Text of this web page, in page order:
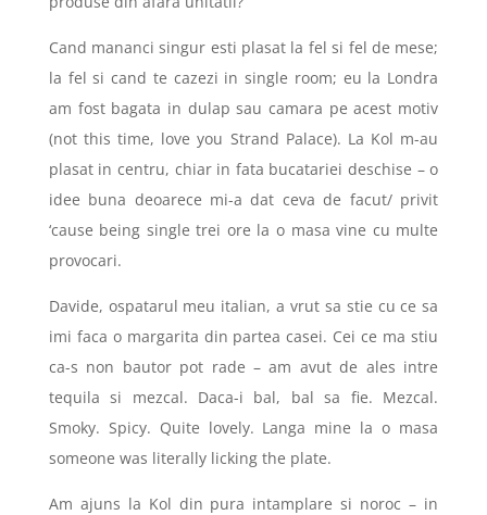
Cand mananci singur esti plasat la fel si fel de mese;
la fel si cand te cazezi in single room; eu la Londra
am fost bagata in dulap sau camara pe acest motiv
(not this time, love you Strand Palace). La Kol m-au
plasat in centru, chiar in fata bucatariei deschise – o
idee buna deoarece mi-a dat ceva de facut/ privit
‘cause being single trei ore la o masa vine cu multe
provocari.
Davide, ospatarul meu italian, a vrut sa stie cu ce sa
imi faca o margarita din partea casei. Cei ce ma stiu
ca-s non bautor pot rade – am avut de ales intre
tequila si mezcal. Daca-i bal, bal sa fie. Mezcal.
Smoky. Spicy. Quite lovely. Langa mine la o masa
someone was literally licking the plate.
Am ajuns la Kol din pura intamplare si noroc – in